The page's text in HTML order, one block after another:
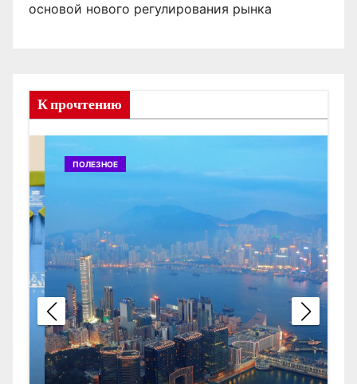
основой нового регулирования рынка
К прочтению
ПОЛЕЗНОЕ